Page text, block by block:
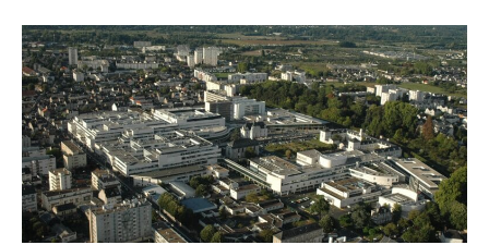
articles
santé